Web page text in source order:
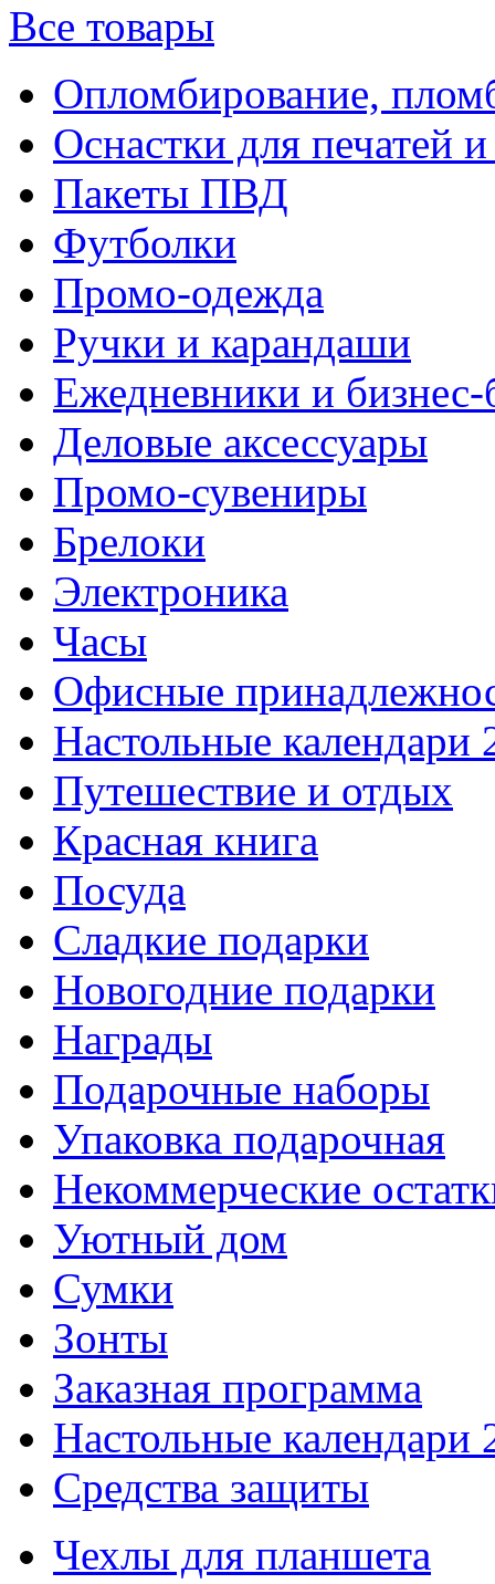
Все товары
Опломбирование,
Оснастки для печатей
Пакеты ПВД
Футболки
Промо-одежда
Ручки и карандаши
Ежедневники и
Деловые аксессуары
Промо-сувениры
Брелоки
Электроника
Часы
Офисные
Настольные календари
Путешествие и отдых
Красная книга
Посуда
Сладкие подарки
Новогодние подарки
Награды
Подарочные наборы
Упаковка подарочная
Некоммерческие
Уютный дом
Сумки
Зонты
Заказная программа
Настольные календари
Средства защиты
Чехлы для планшета